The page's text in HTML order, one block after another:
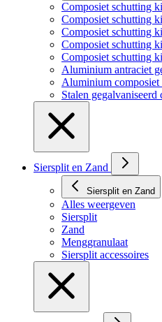
Composiet schutting
Composiet schutting
Composiet schutting
Composiet schutting
Composiet schutting
Aluminium antraciet
Aluminium composiet
Stalen
Siersplit en Zand
Siersplit en Zand
Alles weergeven
Siersplit
Zand
Menggranulaat
Siersplit accessoires